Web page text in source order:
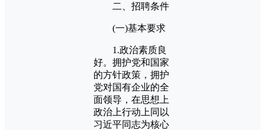
二、招聘条件
(一)基本要求
1.政治素质良
好。拥护党和国家
的方针政策，拥护
党对国有企业的全
面领导，在思想上
政治上行动上同以
习近平同志为核心